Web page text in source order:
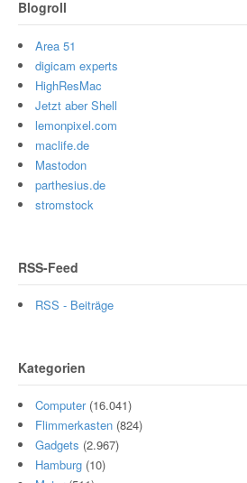
Blogroll
Area 51
digicam experts
HighResMac
Jetzt aber Shell
lemonpixel.com
maclife.de
Mastodon
parthesius.de
stromstock
RSS-Feed
RSS - Beiträge
Kategorien
Computer(16.041)
Flimmerkasten (824)
Gadgets (2.967)
Hamburg (10)